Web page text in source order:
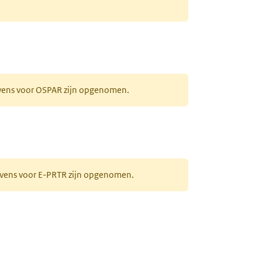
voor OSPAR zijn opgenomen.
voor E-PRTR zijn opgenomen.